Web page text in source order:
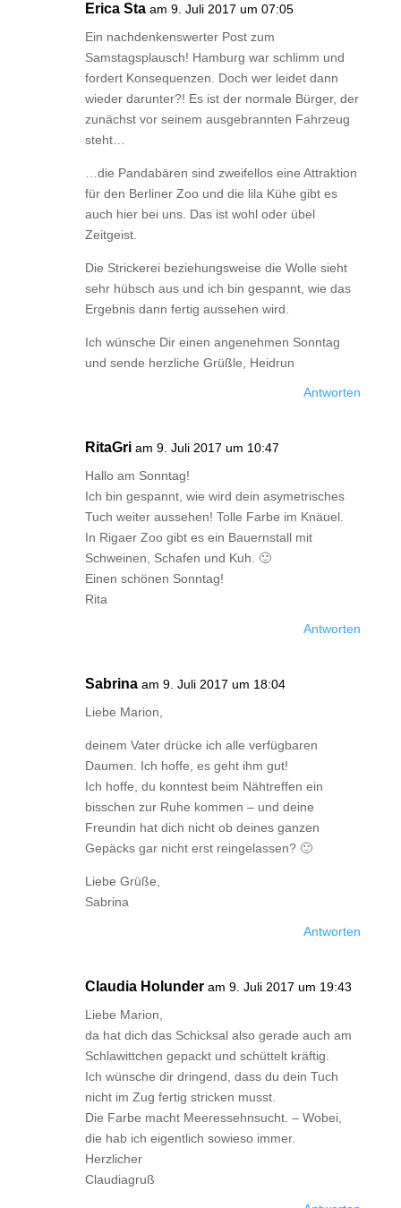
Erica Sta am 9. Juli 2017 um 07:05
Ein nachdenkenswerter Post zum
Samstagsplausch! Hamburg war schlimm und
fordert Konsequenzen. Doch wer leidet dann
wieder darunter?! Es ist der normale Bürger, der
zunächst vor seinem ausgebrannten Fahrzeug
steht…
…die Pandabären sind zweifellos eine Attraktion
für den Berliner Zoo und die lila Kühe gibt es
auch hier bei uns. Das ist wohl oder übel
Zeitgeist.
Die Strickerei beziehungsweise die Wolle sieht
sehr hübsch aus und ich bin gespannt, wie das
Ergebnis dann fertig aussehen wird.
Ich wünsche Dir einen angenehmen Sonntag
und sende herzliche Grüßle, Heidrun
Antworten
RitaGri am 9. Juli 2017 um 10:47
Hallo am Sonntag!
Ich bin gespannt, wie wird dein asymetrisches
Tuch weiter aussehen! Tolle Farbe im Knäuel.
In Rigaer Zoo gibt es ein Bauernstall mit
Schweinen, Schafen und Kuh. 🙂
Einen schönen Sonntag!
Rita
Antworten
Sabrina am 9. Juli 2017 um 18:04
Liebe Marion,
deinem Vater drücke ich alle verfügbaren
Daumen. Ich hoffe, es geht ihm gut!
Ich hoffe, du konntest beim Nähtreffen ein
bisschen zur Ruhe kommen – und deine
Freundin hat dich nicht ob deines ganzen
Gepäcks gar nicht erst reingelassen? 🙂
Liebe Grüße,
Sabrina
Antworten
Claudia Holunder am 9. Juli 2017 um 19:43
Liebe Marion,
da hat dich das Schicksal also gerade auch am
Schlawittchen gepackt und schüttelt kräftig.
Ich wünsche dir dringend, dass du dein Tuch
nicht im Zug fertig stricken musst.
Die Farbe macht Meeressehnsucht. – Wobei,
die hab ich eigentlich sowieso immer.
Herzlicher
Claudiagruß